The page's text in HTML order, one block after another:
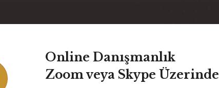
Online Danışmanlık
Zoom veya Skype Üzerinde